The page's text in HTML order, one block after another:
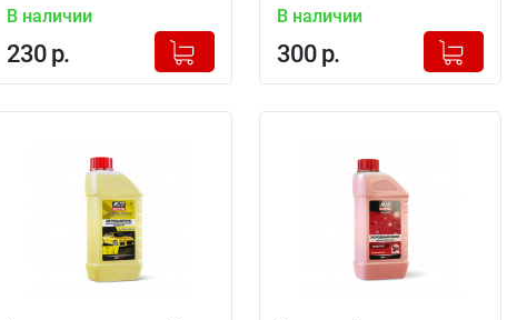
В наличии
230 р.
+
Добавлено в корзину
В наличии
300 р.
+
Добавлено в